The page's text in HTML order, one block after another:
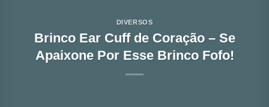
DIVERSOS
Brinco Ear Cuff de Coração – Se
Apaixone Por Esse Brinco Fofo!